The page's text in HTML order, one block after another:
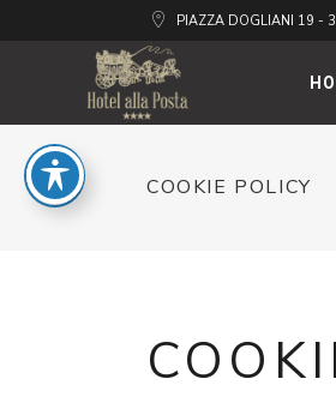
PIAZZA DOGLIANI 19 -
COOKIE POLICY